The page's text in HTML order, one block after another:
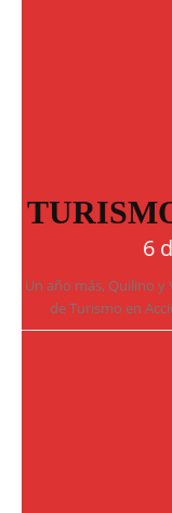
6
Un año más, Quilino
de Turismo en